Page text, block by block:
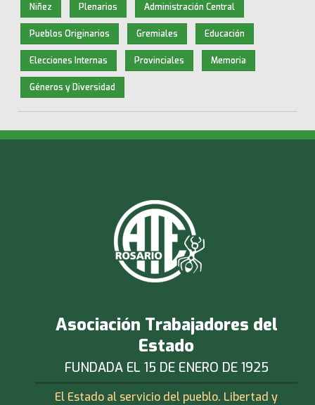
Niñez Plenarios Administración Central
Pueblos Originarios Gremiales Educación
Elecciones Internas Provinciales Memoria
Géneros y Diversidad
Asociación Trabajadores del
Estado
FUNDADA EL 15 DE ENERO DE 1925
El Estado al servicio del pueblo. Libertad y